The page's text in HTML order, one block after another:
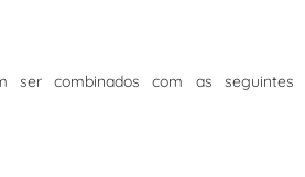
ser combinados com as seguintes